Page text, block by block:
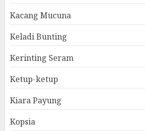
Kacang Mucuna
Keladi Bunting
Kerinting Seram
Ketup-ketup
Kiara Payung
Kopsia